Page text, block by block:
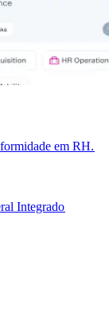
em RH.​​
Integrado​​